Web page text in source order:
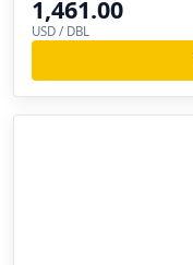
1,461.00
USD / DBL